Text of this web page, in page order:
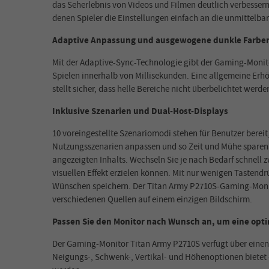
das Seherlebnis von Videos und Filmen deutlich
denen Spieler die Einstellungen einfach an die
Adaptive Anpassung und ausgewogene dunkle
Mit der Adaptive-Sync-Technologie gibt der Gaming-
Spielen innerhalb von Millisekunden. Eine allgemeine
stellt sicher, dass helle Bereiche nicht überbelichtet
Inklusive Szenarien und Dual-Host-Displays
10 voreingestellte Szenariomodi stehen für Benutzer
Nutzungsszenarien anpassen und so Zeit und Mühe
angezeigten Inhalts. Wechseln Sie je nach Bedarf
visuellen Effekt erzielen können. Mit nur wenigen
Wünschen speichern. Der Titan Army P2710S-Gaming-
verschiedenen Quellen auf einem einzigen Bildschirm.
Passen Sie den Monitor nach Wunsch an, um eine
Der Gaming-Monitor Titan Army P2710S verfügt über
Neigungs-, Schwenk-, Vertikal- und Höhenoptionen